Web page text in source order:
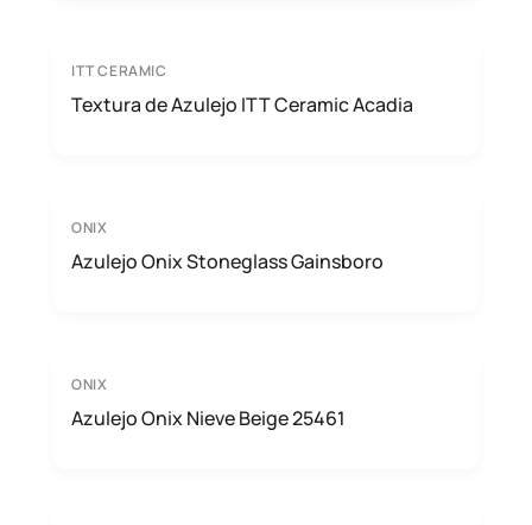
ITT CERAMIC
Textura de Azulejo ITT Ceramic Acadia
ONIX
Azulejo Onix Stoneglass Gainsboro
ONIX
Azulejo Onix Nieve Beige 25461